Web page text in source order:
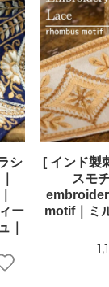
シ
ー
｜
[ インド製
スモ
motif｜ミ